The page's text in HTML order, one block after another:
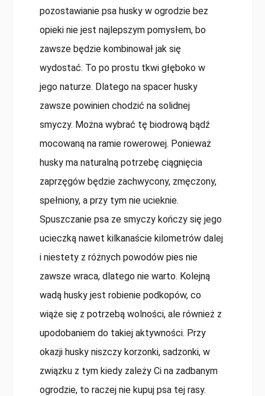
pozostawianie psa husky w ogrodzie bez
opieki nie jest najlepszym pomysłem, bo
zawsze będzie kombinował jak się
wydostać. To po prostu tkwi głęboko w
jego naturze. Dlatego na spacer husky
zawsze powinien chodzić na solidnej
smyczy. Można wybrać tę biodrową bądź
mocowaną na ramie rowerowej. Ponieważ
husky ma naturalną potrzebę ciągnięcia
zaprzęgów będzie zachwycony, zmęczony,
spełniony, a przy tym nie ucieknie.
Spuszczanie psa ze smyczy kończy się jego
ucieczką nawet kilkanaście kilometrów dalej
i niestety z różnych powodów pies nie
zawsze wraca, dlatego nie warto. Kolejną
wadą husky jest robienie podkopów, co
wiąże się z potrzebą wolności, ale również z
upodobaniem do takiej aktywności. Przy
okazji husky niszczy korzonki, sadzonki, w
związku z tym kiedy zależy Ci na zadbanym
ogrodzie, to raczej nie kupuj psa tej rasy.